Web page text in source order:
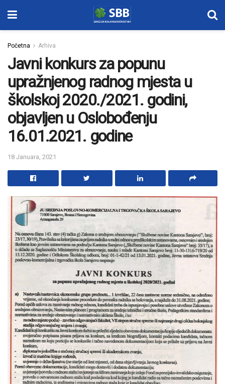
Početna Arhiva
Javni konkurs za popunu
upražnjenog radnog mjesta u
školskoj 2020./2021. godini,
objavljen u Oslobođenju
16.01.2021. godine
18 Januara, 2021